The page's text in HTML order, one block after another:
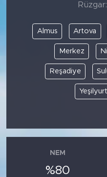
Almus Artova
Merkez
Reşadiye
Yeşilyurt
NEM
%80